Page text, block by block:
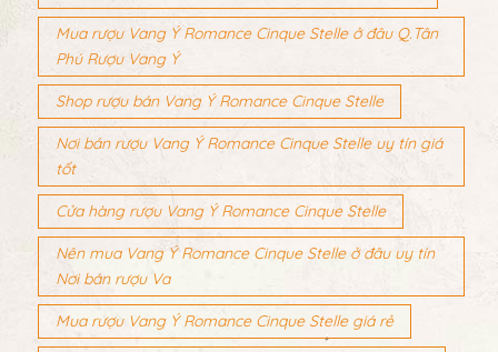
Mua rượu Vang Ý Romance Cinque Stelle ở đâu Q.Tân
Phú Rượu Vang Ý
Shop rượu bán Vang Ý Romance Cinque Stelle
Nơi bán rượu Vang Ý Romance Cinque Stelle uy tín giá
tốt
Cửa hàng rượu Vang Ý Romance Cinque Stelle
Nên mua Vang Ý Romance Cinque Stelle ở đâu uy tín
Nơi bán rượu Va
Mua rượu Vang Ý Romance Cinque Stelle giá rẻ